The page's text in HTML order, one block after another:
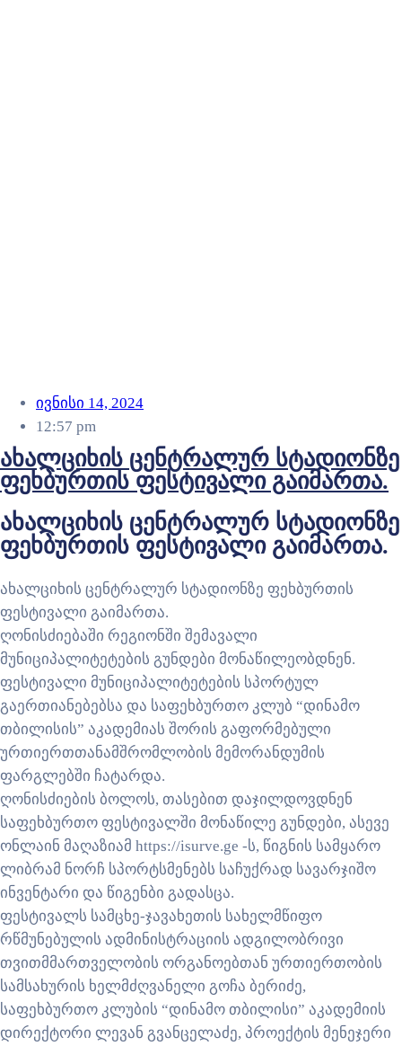
ივნისი 14, 2024
12:57 pm
ახალციხის ცენტრალურ სტადიონზე
ფეხბურთის ფესტივალი გაიმართა.
ახალციხის ცენტრალურ სტადიონზე
ფეხბურთის ფესტივალი გაიმართა.
ახალციხის ცენტრალურ სტადიონზე ფეხბურთის
ფესტივალი გაიმართა.
ღონისძიებაში რეგიონში შემავალი
მუნიციპალიტეტების გუნდები მონაწილეობდნენ.
ფესტივალი მუნიციპალიტეტების სპორტულ
გაერთიანებებსა და საფეხბურთო კლუბ “დინამო
თბილისის” აკადემიას შორის გაფორმებული
ურთიერთთანამშრომლობის მემორანდუმის
ფარგლებში ჩატარდა.
ღონისძიების ბოლოს, თასებით დაჯილდოვდნენ
საფეხბურთო ფესტივალში მონაწილე გუნდები, ასევე
ონლაინ მაღაზიამ https://isurve.ge -ს, წიგნის სამყარო
ლიბრამ ნორჩ სპორტსმენებს საჩუქრად სავარჯიშო
ინვენტარი და წიგენბი გადასცა.
ფესტივალს სამცხე-ჯავახეთის სახელმწიფო
რწმუნებულის ადმინისტრაციის ადგილობრივი
თვითმმართველობის ორგანოებთან ურთიერთობის
სამსახურის ხელმძღვანელი გოჩა ბერიძე,
საფეხბურთო კლუბის “დინამო თბილისი” აკადემიის
დირექტორი ლევან გვანცელაძე, პროექტის მენეჯერი